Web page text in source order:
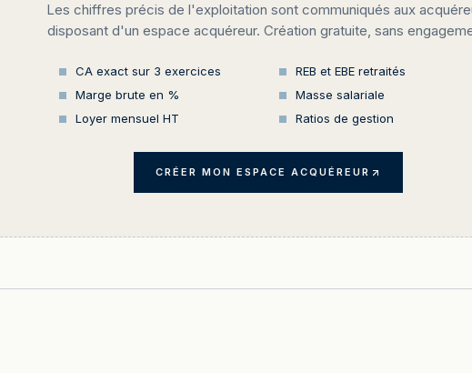
Les chiffres précis de l'exploitation sont communiqués aux
disposant d'un espace acquéreur. Création gratuite, sans
CA exact sur 3 exercices
REB et EBE retraités
Marge brute en %
Masse salariale
Loyer mensuel HT
Ratios de gestion
CRÉER MON ESPACE ACQUÉREUR